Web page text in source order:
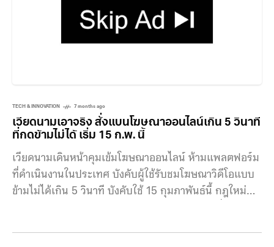
สนับสนุนจากหลายฝ่าย ทั้ง United
TECH & INNOVATION 7 months ago
เวียดนามเอาจริง สั่งแบนโฆษณาออนไลน์เกิน 5 วินาที
ที่กดข้ามไม่ได้ เริ่ม 15 ก.พ. นี้
เวียดนามเดินหน้าคุมเข้มโฆษณาออนไลน์ ห้ามแพลตฟอร์ม
ที่ดำเนินงานในประเทศ บังคับผู้ใช้รับชมโฆษณาวิดีโอแบบ
ข้ามไม่ได้เกิน 5 วินาที บังคับใช้ 15 กุมภาพันธ์นี้ กฎใหม่นี้